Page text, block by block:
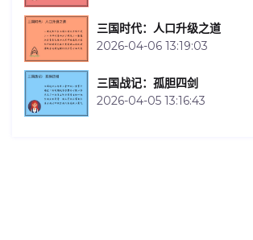
三国时代：人口升级之道
2026-04-06 13:19:03
三国战记：孤胆四剑
2026-04-05 13:16:43